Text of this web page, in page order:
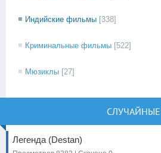
Индийские фильмы [338]
Криминальные фильмы [522]
Мюзиклы [27]
СЛУЧАЙНЫЕ
Легенда (Destan)